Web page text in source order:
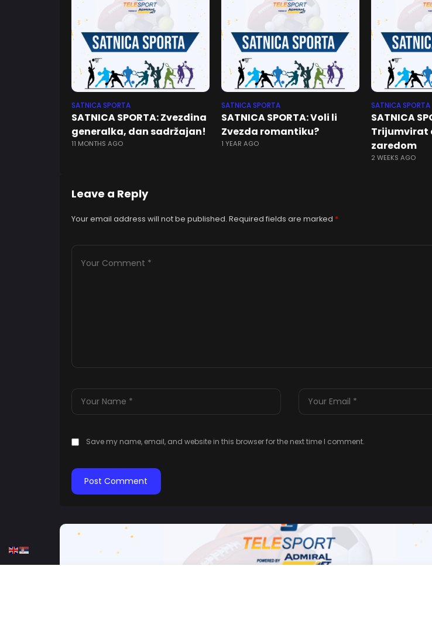
SATNICA SPORTA
SATNICA SPORTA: Zvezdina
generalka, dan sadržajan!
11 MONTHS AGO
SATNICA SPORTA
SATNICA SPORTA: Voli li
Zvezda romantiku?
1 YEAR AGO
SATNICA SPORTA
SATNICA
Trijumvirat
zaredom
2 WEEKS AGO
Leave a Reply
Your email address will not be published. Required fields are marked *
Save my name, email, and website in this browser for the next time I comment.